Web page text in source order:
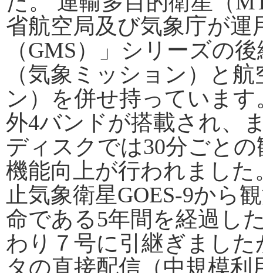
省航空局及び気象庁が
（GMS）」シリーズの
（気象ミッション）と
ン）を併せ持っていま
外4バンドが搭載され、
ディスクでは30分ごと
機能向上が行われました
止気象衛星GOES-9から
命である5年間を経過し
わり７号に引継ぎまし
タの直接配信（中規模利